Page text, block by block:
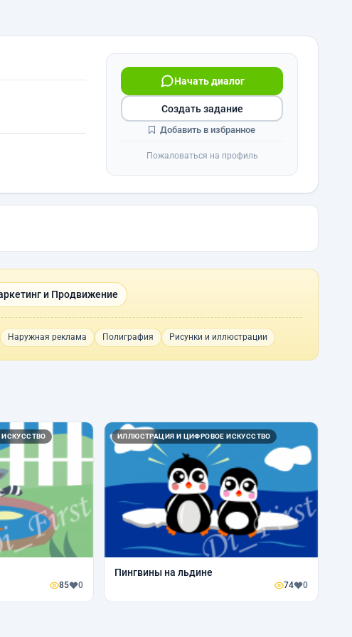
Начать диалог
Создать задание
Добавить в избранное
Пожаловаться на профиль
и Продвижение
Наружная реклама Полиграфия Рисунки и иллюстрации
85 0
ИЛЛЮСТРАЦИЯ И ЦИФРОВОЕ ИСКУССТВО
Пингвины на льдине
74 0